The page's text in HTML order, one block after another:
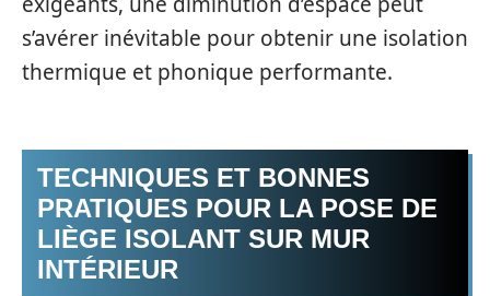
s’avérer inévitable pour obtenir une isolation
thermique et phonique performante.
TECHNIQUES ET BONNES
PRATIQUES POUR LA POSE DE
LIÈGE ISOLANT SUR MUR
INTÉRIEUR